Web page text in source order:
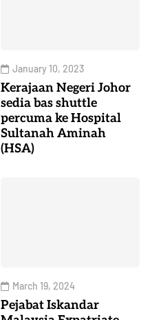
January 10, 2023
Kerajaan Negeri Johor
sedia bas shuttle
percuma ke Hospital
Sultanah Aminah
(HSA)
March 19, 2024
Pejabat Iskandar